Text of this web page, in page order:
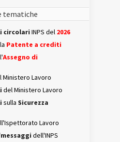
tematiche
circolari INPS del 2026
Patente a crediti
Assegno di
Ministero Lavoro
del Ministero Lavoro
sulla Sicurezza
Lavoro
dell'INPS